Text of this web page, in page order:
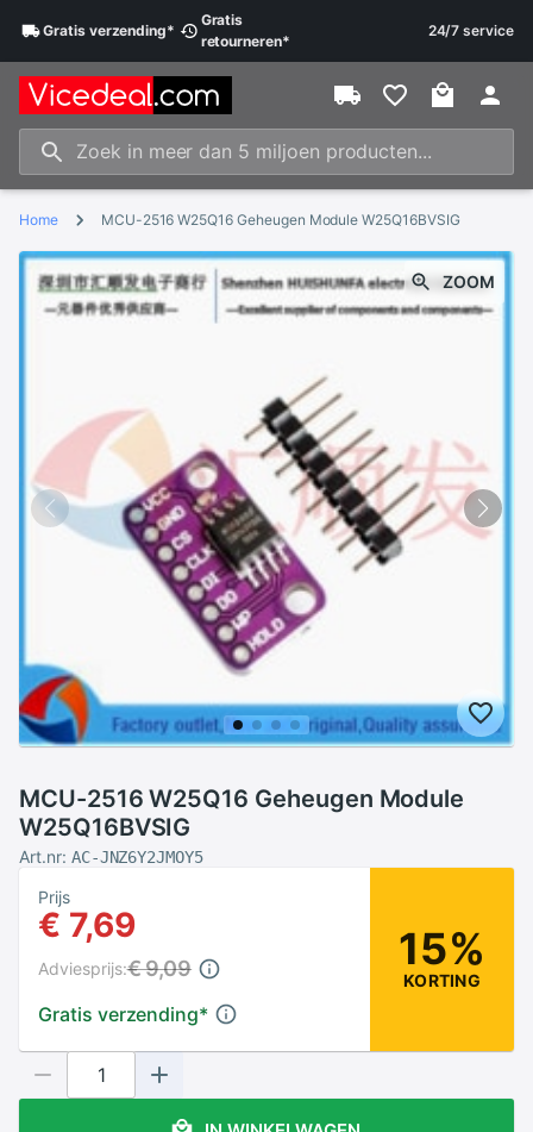
Gratisverzending*
Gratis
retourneren*
24/7 service
Home MCU-2516 W25Q16 Geheugen Module W25Q16BVSIG
ZOOM
MCU-2516 W25Q16 Geheugen Module
W25Q16BVSIG
Art.nr: AC-JNZ6Y2JMOY5
Prijs
€ 7,69
Gratis verzending*
Adviesprijs:€ 9,09 15%
KORTING